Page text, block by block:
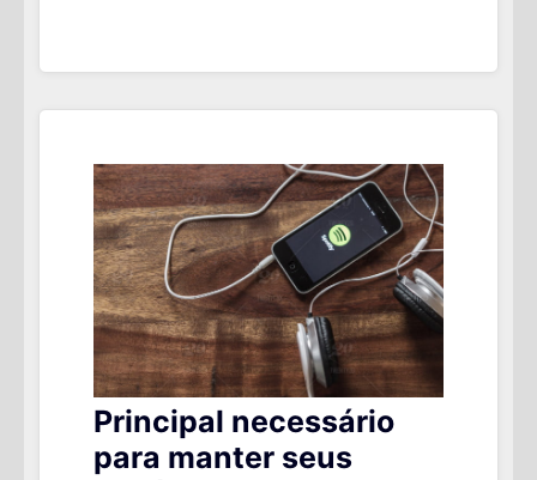
VOCÊ?
Principal necessário
para manter seus